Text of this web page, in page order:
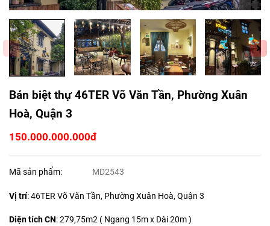
Bán biệt thự 46TER Võ Văn Tần, Phường Xuân
Hoà, Quận 3
150.000.000.000đ
Mã sản phẩm: MD2543
Vị trí: 46TER Võ Văn Tần, Phường Xuân Hoà, Quận 3
Diện tích CN:279,75m2 ( Ngang 15m x Dài 20m )